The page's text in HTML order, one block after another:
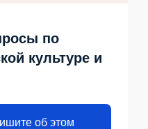
по
культуре и
об этом